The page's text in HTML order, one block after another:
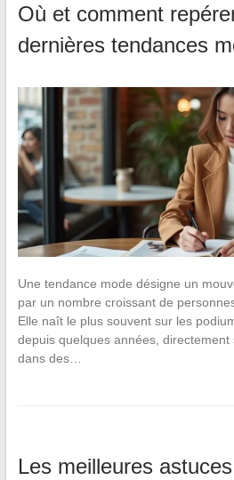
Où et comment
dernières tendances
Une tendance mode désigne un
par un nombre croissant de
Elle naît le plus souvent sur les
depuis quelques années,
dans des…
Les meilleures